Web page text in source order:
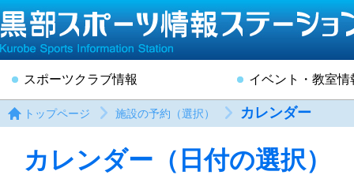
スポーツクラブ情報 イベント・教室情
トップページ 施設の予約（選択） カレンダー
カレンダー（日付の選択）